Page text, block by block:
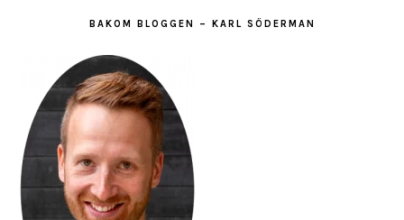
BAKOM BLOGGEN – KARL SÖDERMAN